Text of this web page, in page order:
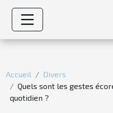
Accueil
Divers
Quels sont les gestes
quotidien ?